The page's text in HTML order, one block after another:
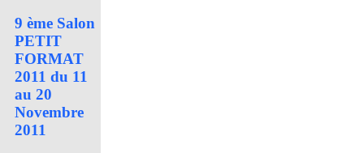
9 ème Salon
PETIT
FORMAT
2011 du 11
au 20
Novembre
2011